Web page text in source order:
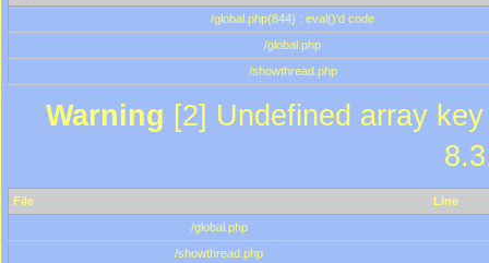
/global.php(844) : eval()'d code
/global.php
/showthread.php
Warning [2] Undefined array
File
Line
/global.php
/showthread.php